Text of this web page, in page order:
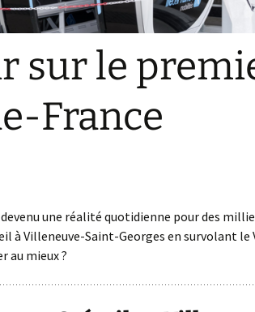
sur le
France
une réalité quotidienne pour des
Villeneuve-Saint-Georges en survolant le
au mieux ?